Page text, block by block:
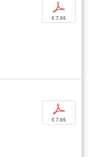
p
€ 7,95
p
€ 7,95